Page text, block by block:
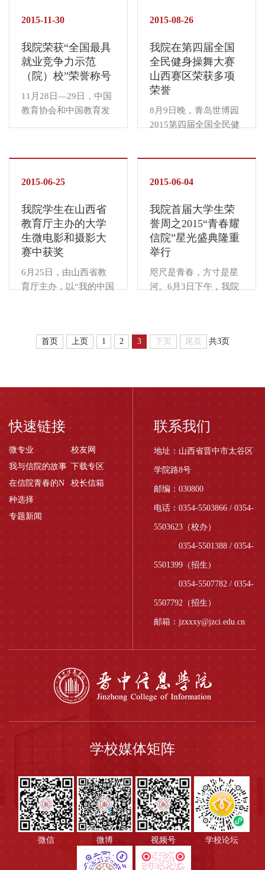
结果揭晓，我院工商与
作品《雪中水神堂》、
经济管理系张晏铭...
课授课展示中获得三等
是以党的十八大、十八
届三中全会以及习近...
2015-11-30
我院荣获“全国最具
就业竞争力示范
（院）校”荣誉称号
11月28日—29日，中国
教育协会和中国教育发
隆重举行。经过评委会
最具就业竞争力示范
（院）校”荣誉称...
2015-08-26
我院在第四届全国
全民健身操舞大赛
山西赛区荣获多项
荣誉
8月9日晚，青岛世博园
2015第四届全国全民健
美操队参加了本次比
高校健美操有氧舞蹈三
级、四级、六级规定预
决赛等六项比赛，并获
得...
2015-06-25
我院学生在山西省
教育厅主办的大学
生微电影和摄影大
赛中获奖
6月25日，由山西省教
育厅主办，以“我的中国
摄影大赛总结展映仪式
品中，来自艺术传媒系
2015-06-04
我院首届大学生荣
誉周之2015“青春耀
信院”星光盛典隆重
举行
咫尺是青春，方寸是星
河。6月3日下午，我院
举行。学院党委书记张
满教育委员会主任傅永
首页 上页 1 2 3 下页 尾页 共3页
快速链接
微专业
校友网
我与信院的故事 下载专区
在信院青春的N
种选择
校长信箱
专题新闻
联系我们
地址：山西省晋中市太谷区
学院路8号
邮编：030800
电话：0354-5503866 / 0354-
5503623（校办）
0354-5501388 / 0354-
5501399（招生）
0354-5507782 / 0354-
5507792（招生）
邮箱：jzxxxy@jzci.edu.cn
学校媒体矩阵
微信 微博 视频号 学校论坛